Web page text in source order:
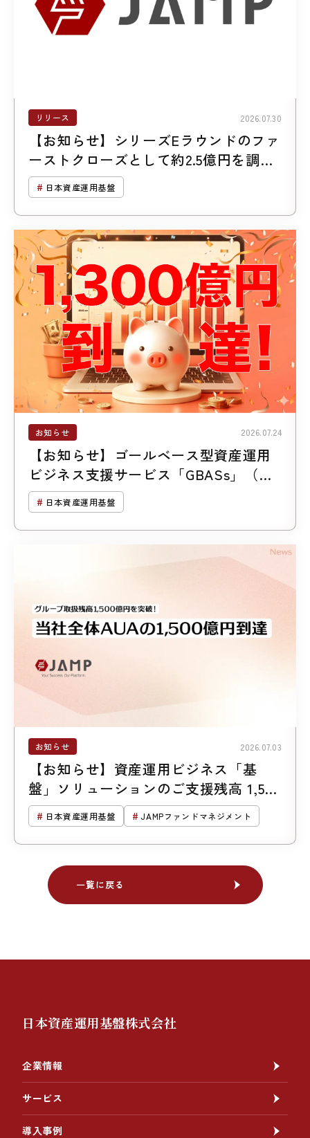
リリース 2026.07.30
【お知らせ】シリーズEラウンドのファ
ーストクローズとして約2.5億円を調達
しました
日本資産運用基盤
お知らせ 2026.07.24
【お知らせ】ゴールベース型資産運用
ビジネス支援サービス「GBASs」（ジ
ーバス）のご支援残高1,300億円突破
日本資産運用基盤
お知らせ 2026.07.03
【お知らせ】資産運用ビジネス「基
盤」ソリューションのご支援残高 1,500
億円突破
日本資産運用基盤 JAMPファンドマネジメント
一覧に戻る
一覧に戻る
日本資産運用基盤株式会社
企業情報
サービス
導入事例